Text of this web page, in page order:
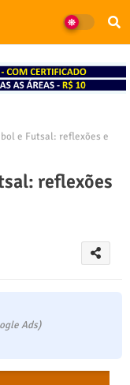
e Futsal: reflexões e
reflexões
Ads)